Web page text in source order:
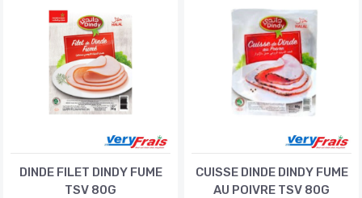
DINDE FILET DINDY FUME
TSV 80G
CUISSE DINDE DINDY FUME
AU POIVRE TSV 80G